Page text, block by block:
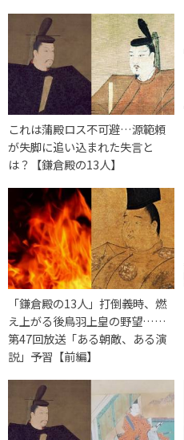
これは蒲殿ロス不可避…源範頼
が失脚に追い込まれた失言と
は？【鎌倉殿の13人】
「鎌倉殿の13人」打倒義時、燃
え上がる後鳥羽上皇の野望……
第47回放送「ある朝敵、ある演
説」予習【前編】